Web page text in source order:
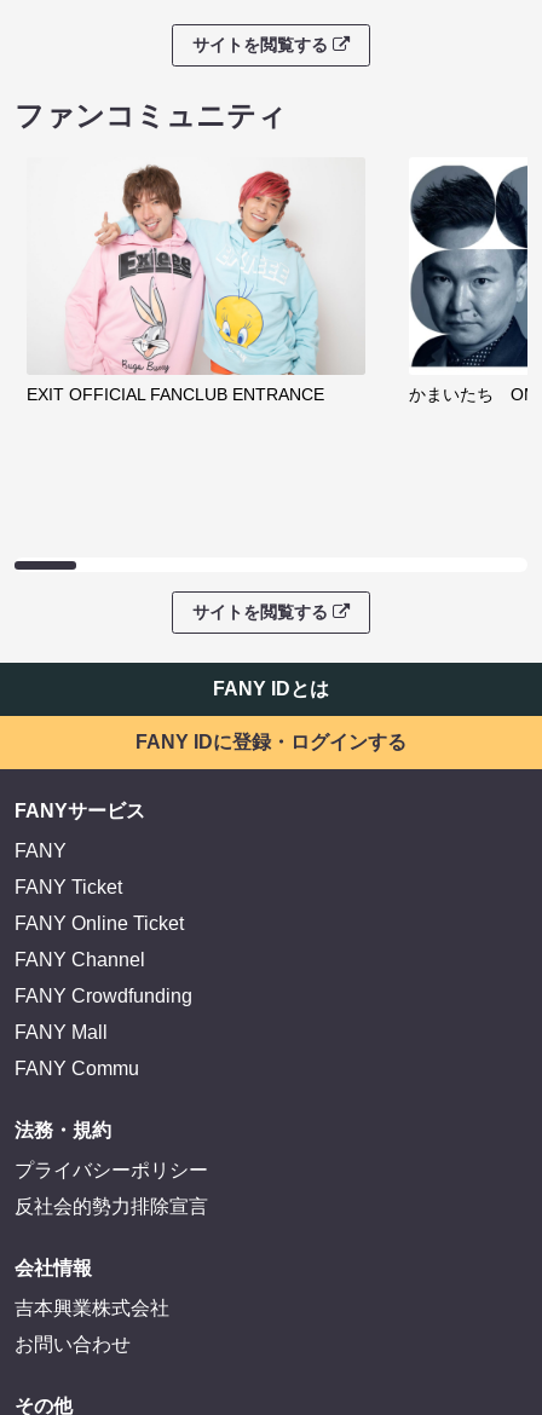
サイトを閲覧する
ファンコミュニティ
EXIT OFFICIAL FANCLUB ENTRANCE かまいたち
サイトを閲覧する
FANY IDとは
FANY IDに登録・ログインする
FANYサービス
FANY
FANY Ticket
FANY Online Ticket
FANY Channel
FANY Crowdfunding
FANY Mall
FANY Commu
法務・規約
プライバシーポリシー
反社会的勢力排除宣言
会社情報
吉本興業株式会社
お問い合わせ
その他